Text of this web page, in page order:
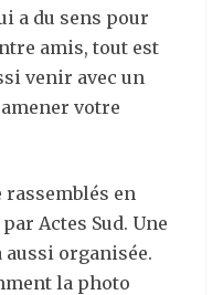
a du sens pour
amis, tout est
venir avec un
votre
en
Actes Sud. Une
organisée.
la photo